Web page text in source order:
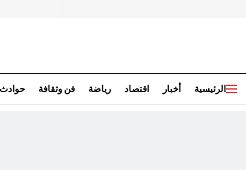
الرئيسية أخبار اقتصاد رياضة فن وثقافة حوادث